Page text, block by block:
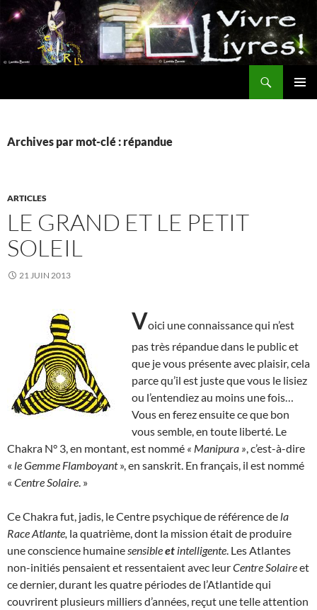
Aller
au
contenu
Archives par mot-clé : répandue
ARTICLES
LE GRAND ET LE PETIT
SOLEIL
21 JUIN 2013
Voici une connaissance qui n’est
pas très répandue dans le public et
que je vous présente avec plaisir, cela
parce qu’il est juste que vous le lisiez
ou l’entendiez au moins une fois…
Vous en ferez ensuite ce que bon
vous semble, en toute liberté. Le
Chakra N° 3, en montant, est nommé « Manipura » , c’est-à-dire
« le Gemme Flamboyant», en sanskrit. En français, il est nommé
« Centre Solaire . »
Ce Chakra fut, jadis, le Centre psychique de référence de la
Race Atlante, la quatrième, dont la mission était de produire
une conscience humaine sensibleet intelligente . Les Atlantes
non-initiés pensaient et ressentaient avec leurCentre Solaireet
ce dernier, durant les quatre périodes de l’Atlantide qui
couvrirent plusieurs milliers d’années, reçut une telle attention